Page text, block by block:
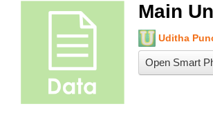
Main
Uditha
Open Smart